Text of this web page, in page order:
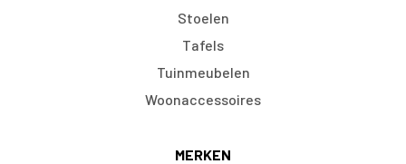
Stoelen
Tafels
Tuinmeubelen
Woonaccessoires
MERKEN